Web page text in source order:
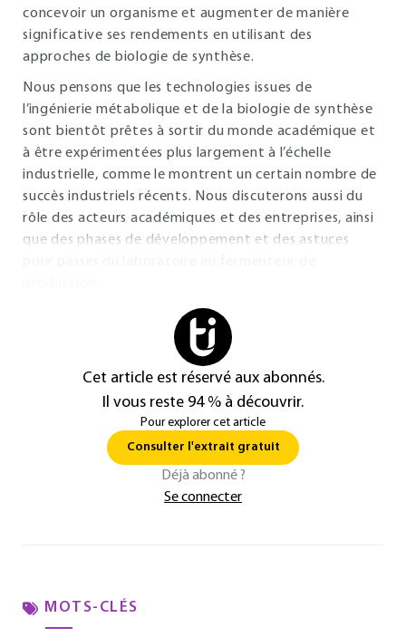
concevoir un organisme et augmenter de manière
significative ses rendements en utilisant des
approches de biologie de synthèse.
Nous pensons que les technologies issues de
l’ingénierie métabolique et de la biologie de synthèse
sont bientôt prêtes à sortir du monde académique et
à être expérimentées plus largement à l’échelle
industrielle, comme le montrent un certain nombre de
succès industriels récents. Nous discuterons aussi du
rôle des acteurs académiques et des entreprises, ainsi
que des phases de développement et des astuces
Cet article est réservé aux abonnés.
Il vous reste 94 % à découvrir.
Pour explorer cet article
Consulter l'extrait gratuit
Déjà abonné ?
Se connecter
MOTS-CLÉS